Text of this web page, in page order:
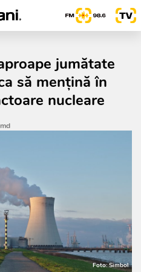
jumătate
să mențină în
nucleare
Foto: Simbol